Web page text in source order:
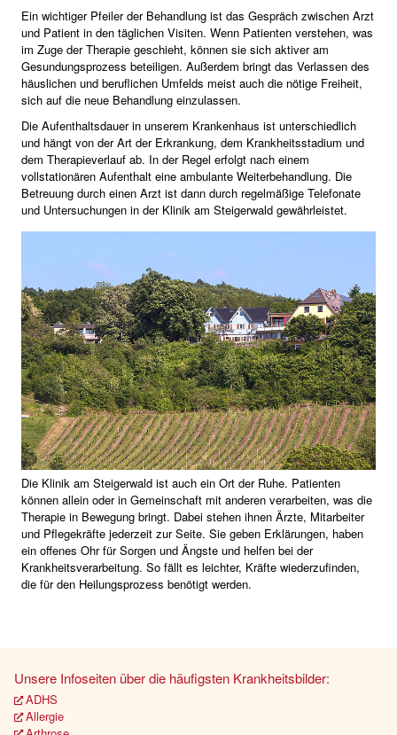
Ein wichtiger Pfeiler der Behandlung ist das Gespräch zwischen Arzt
und Patient in den täglichen Visiten. Wenn Patienten verstehen, was
im Zuge der Therapie geschieht, können sie sich aktiver am
Gesundungsprozess beteiligen. Außerdem bringt das Verlassen des
häuslichen und beruflichen Umfelds meist auch die nötige Freiheit,
sich auf die neue Behandlung einzulassen.
Die Aufenthaltsdauer in unserem Krankenhaus ist unterschiedlich
und hängt von der Art der Erkrankung, dem Krankheitsstadium und
dem Therapieverlauf ab. In der Regel erfolgt nach einem
vollstationären Aufenthalt eine ambulante Weiterbehandlung. Die
Betreuung durch einen Arzt ist dann durch regelmäßige Telefonate
und Untersuchungen in der Klinik am Steigerwald gewährleistet.
Die Klinik am Steigerwald ist auch ein Ort der Ruhe. Patienten
können allein oder in Gemeinschaft mit anderen verarbeiten, was die
Therapie in Bewegung bringt. Dabei stehen ihnen Ärzte, Mitarbeiter
und Pflegekräfte jederzeit zur Seite. Sie geben Erklärungen, haben
ein offenes Ohr für Sorgen und Ängste und helfen bei der
Krankheitsverarbeitung. So fällt es leichter, Kräfte wiederzufinden,
die für den Heilungsprozess benötigt werden.
Unsere Infoseiten über die häufigsten Krankheitsbilder:
ADHS
Allergie